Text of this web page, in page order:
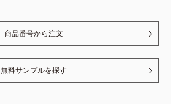
商品番号から注文
無料サンプルを探す